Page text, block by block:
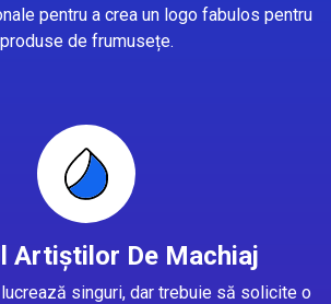
pentru a crea un logo fabulos pentru
produse de frumusețe.
Artiștilor De Machiaj
singuri, dar trebuie să solicite o